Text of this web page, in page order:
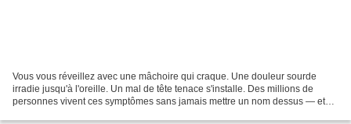
Vous vous réveillez avec une mâchoire qui craque. Une douleur sourde
irradie jusqu'à l'oreille. Un mal de tête tenace s'installe. Des millions de
personnes vivent ces symptômes sans jamais mettre un nom dessus — et